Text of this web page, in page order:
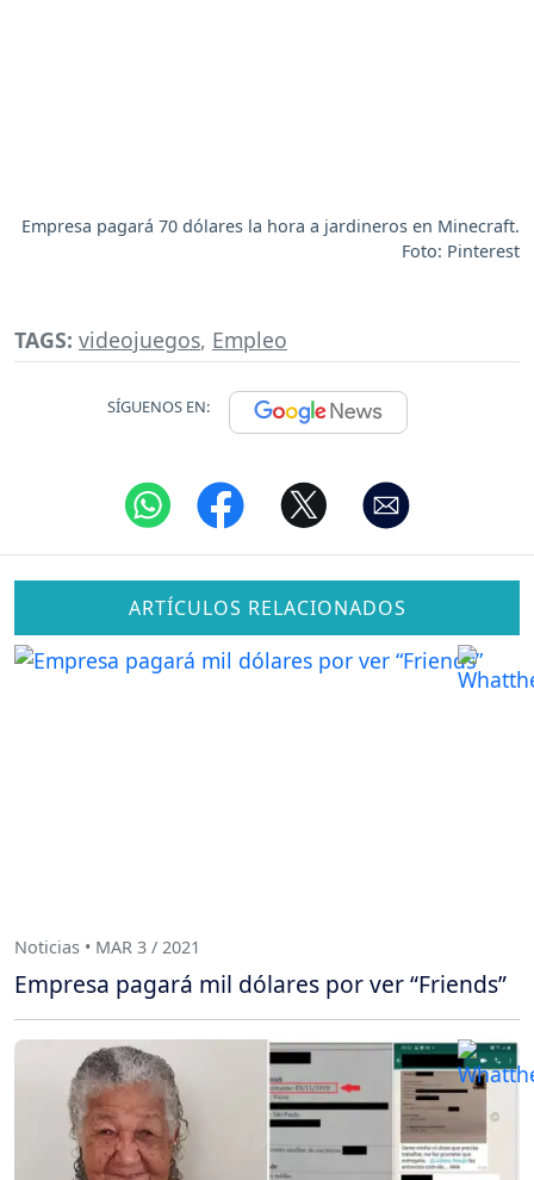
Empresa pagará 70 dólares la hora a jardineros en Minecraft.
Foto: Pinterest
TAGS: videojuegos, Empleo
SÍGUENOS EN:
ARTÍCULOS RELACIONADOS
Noticias • MAR 3 / 2021
Empresa pagará mil dólares por ver “Friends”